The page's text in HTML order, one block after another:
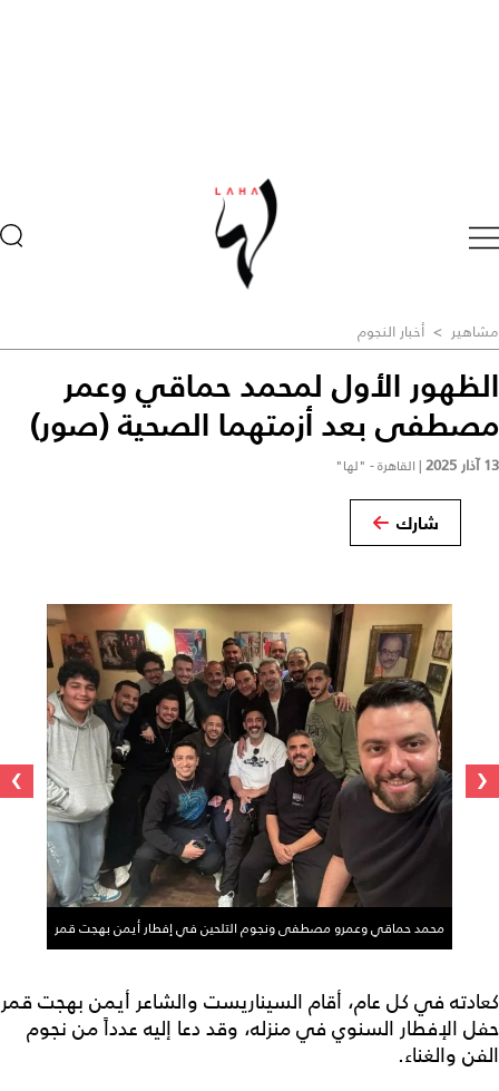
مشاهير > أخبار النجوم
الظهور الأول لمحمد حماقي وعمر
مصطفى بعد أزمتهما الصحية (صور)
13 آذار 2025 | القاهرة - "لها"
شارك
محمد حماقي وعمرو مصطفى ونجوم التلحين في إفطار أيمن بهجت قمر
‹
›
كعادته في كل عام، أقام السيناريست والشاعر أيمن بهجت قمر
حفل الإفطار السنوي في منزله، وقد دعا إليه عدداً من نجوم
الفن والغناء.